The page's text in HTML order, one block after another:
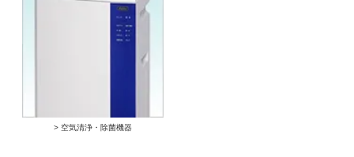
> 空気清浄・除菌機器